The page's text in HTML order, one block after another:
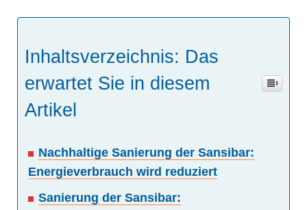
Inhaltsverzeichnis: Das
erwartet Sie in diesem
Artikel
Nachhaltige Sanierung der Sansibar:
Energieverbrauch wird reduziert
Sanierung der Sansibar: